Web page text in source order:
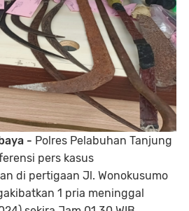
- Polres Pelabuhan Tanjung
pers kasus
di pertigaan Jl. Wonokusumo
1 pria meninggal